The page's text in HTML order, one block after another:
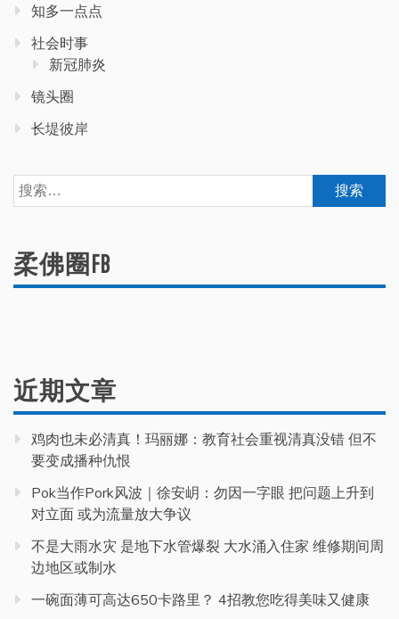
知多一点点
社会时事
新冠肺炎
镜头圈
长堤彼岸
搜
索：
柔佛圈FB
近期文章
鸡肉也未必清真！玛丽娜：教育社会重视清真没错 但不
要变成播种仇恨
Pok当作Pork风波｜徐安岄：勿因一字眼 把问题上升到
对立面 或为流量放大争议
不是大雨水灾 是地下水管爆裂 大水涌入住家 维修期间周
边地区或制水
一碗面薄可高达650卡路里？ 4招教您吃得美味又健康